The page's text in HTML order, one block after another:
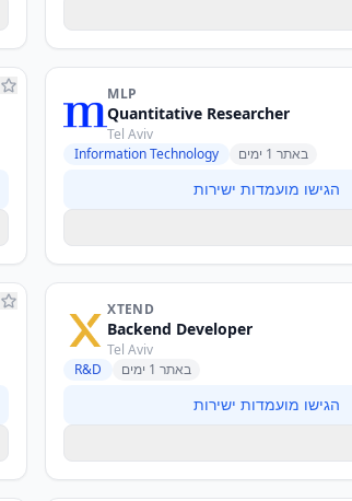
MLP
Quantitative Researcher
Tel Aviv
Information Technology
באתר 1 ימים
הגישו מועמדות ישירות
XTEND
Backend Developer
Tel Aviv
R&D
באתר 1 ימים
הגישו מועמדות ישירות